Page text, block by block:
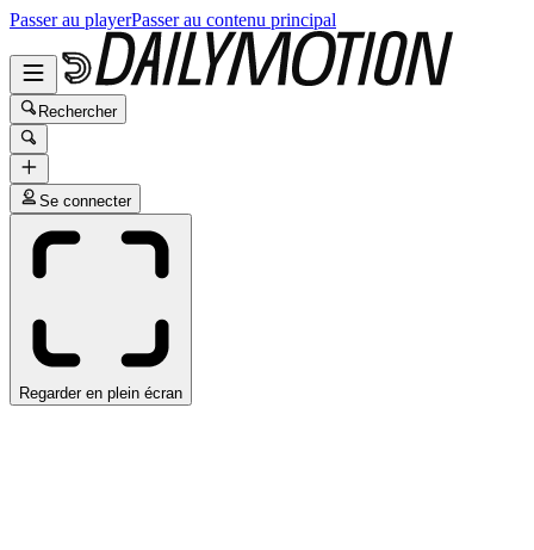
Passer au playerPasser au contenu principal
Rechercher
Se connecter
Regarder en plein écran